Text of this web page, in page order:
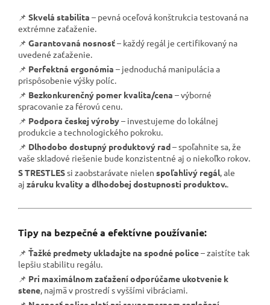
📌 Skvelá stabilita – pevná oceľová konštrukcia testovaná na
extrémne zaťaženie.
📌 Garantovaná nosnosť– každý regál je certifikovaný na
uvedené zaťaženie.
📌 Perfektná ergonómia – jednoduchá manipulácia a
prispôsobenie výšky políc.
📌 Bezkonkurenčný pomer kvalita/cena – výborné
spracovanie za férovú cenu.
📌 Podpora českej výroby– investujeme do lokálnej
produkcie a technologického pokroku.
📌 Dlhodobo dostupný produktový rad– spoľahnite sa, že
vaše skladové riešenie bude konzistentné aj o niekoľko rokov.
S TRESTLESsi zaobstarávate nielen spoľahlivý regál , ale
aj záruku kvality a dlhodobej dostupnosti produktov.
Tipy na bezpečné a efektívne používanie:
📌 Ťažké predmety ukladajte na spodné police– zaistíte tak
lepšiu stabilitu regálu.
📌 Pri maximálnom zaťažení odporúčame ukotvenie k
stene , najmä v prostredí s vyššími vibráciami.